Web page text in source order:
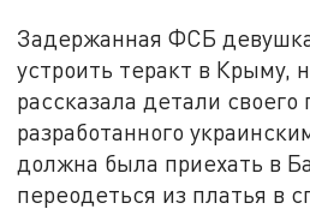
Задержанная ФСБ
устроить теракт в Крыму,
рассказала детали своего
разработанного
должна была приехать в
переодеться из платья в